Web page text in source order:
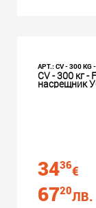
АРТ.: CV - 300 KG
CV - 300 кг -
насрещник
3436€
6720ЛВ.